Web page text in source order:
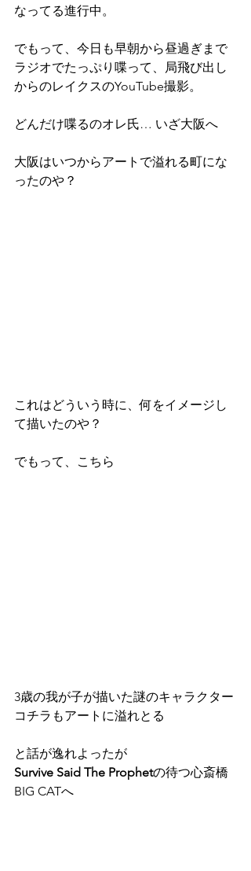
なってる進行中。
でもって、今日も早朝から昼過ぎまで
ラジオでたっぷり喋って、局飛び出し
からのレイクスのYouTube撮影。
どんだけ喋るのオレ氏… いざ大阪へ
大阪はいつからアートで溢れる町にな
ったのや？
これはどういう時に、何をイメージし
て描いたのや？
でもって、こちら
3歳の我が子が描いた謎のキャラクター
コチラもアートに溢れとる
と話が逸れよったが
Survive Said The Prophetの待つ心斎橋
BIG CATへ